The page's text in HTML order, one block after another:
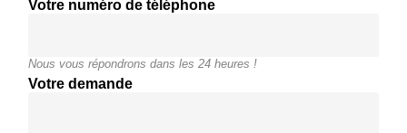
Votre numéro de téléphone
Nous vous répondrons dans les 24 heures !
Votre demande